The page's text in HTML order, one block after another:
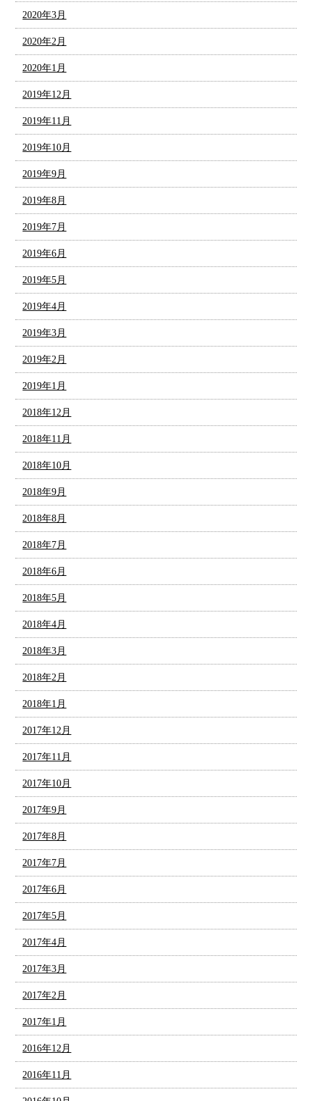
2020年3月
2020年2月
2020年1月
2019年12月
2019年11月
2019年10月
2019年9月
2019年8月
2019年7月
2019年6月
2019年5月
2019年4月
2019年3月
2019年2月
2019年1月
2018年12月
2018年11月
2018年10月
2018年9月
2018年8月
2018年7月
2018年6月
2018年5月
2018年4月
2018年3月
2018年2月
2018年1月
2017年12月
2017年11月
2017年10月
2017年9月
2017年8月
2017年7月
2017年6月
2017年5月
2017年4月
2017年3月
2017年2月
2017年1月
2016年12月
2016年11月